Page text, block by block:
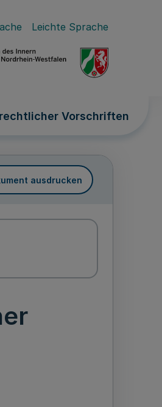
Leichte Sprache
Vorschriften
ausdrucken